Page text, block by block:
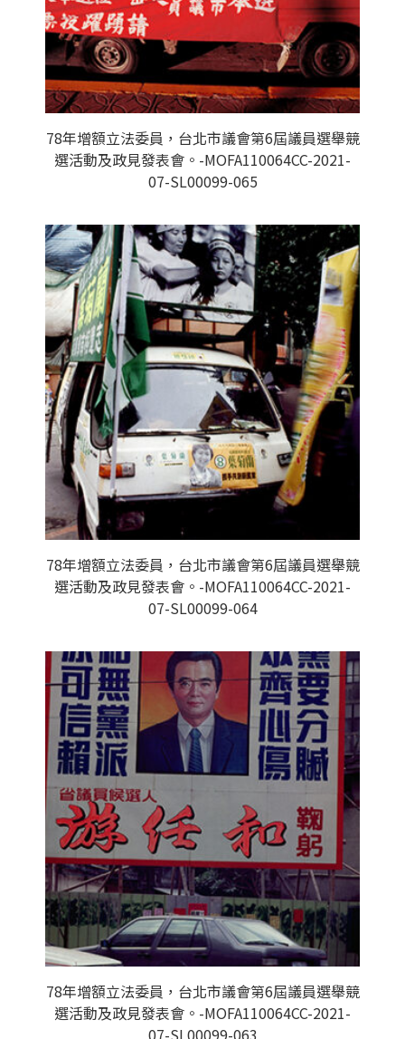
78年增額立法委員，台北市議會第6屆議員選舉競
選活動及政見發表會。-MOFA110064CC-2021-
07-SL00099-065
78年增額立法委員，台北市議會第6屆議員選舉競
選活動及政見發表會。-MOFA110064CC-2021-
07-SL00099-064
78年增額立法委員，台北市議會第6屆議員選舉競
選活動及政見發表會。-MOFA110064CC-2021-
07-SL00099-063